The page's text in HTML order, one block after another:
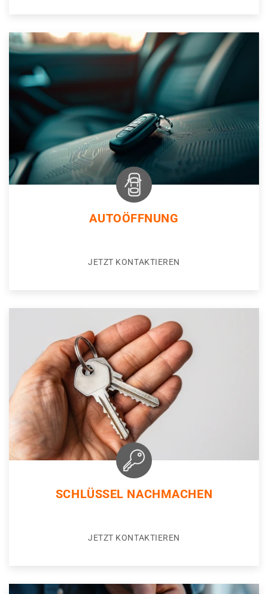
AUTOÖFFNUNG
JETZT KONTAKTIEREN
SCHLÜSSEL NACHMACHEN
JETZT KONTAKTIEREN